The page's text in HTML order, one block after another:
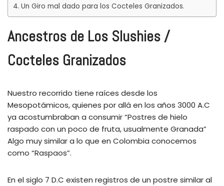
Un Giro mal dado para los Cocteles Granizados.
Ancestros de Los Slushies /
Cocteles Granizados
Nuestro recorrido tiene raíces desde los
Mesopotámicos, quienes por allá en los años 3000 A.C
ya acostumbraban a consumir “Postres de hielo
raspado con un poco de fruta, usualmente Granada”
Algo muy similar a lo que en Colombia conocemos
como “Raspaos”.
En el siglo 7 D.C existen registros de un postre similar al